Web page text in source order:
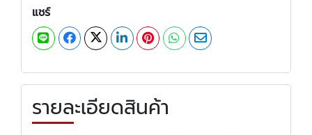
แชร์
รายละเอียดสินค้า